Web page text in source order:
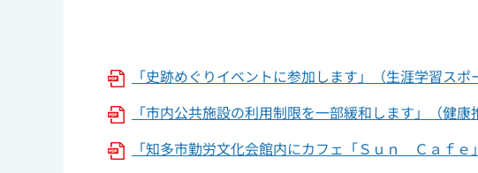
「史跡めぐりイベントに参加します」（生涯学習ス
「市内公共施設の利用制限を一部緩和します」（健
「知多市勤労文化会館内にカフェ「Ｓｕｎ Ｃａｆ